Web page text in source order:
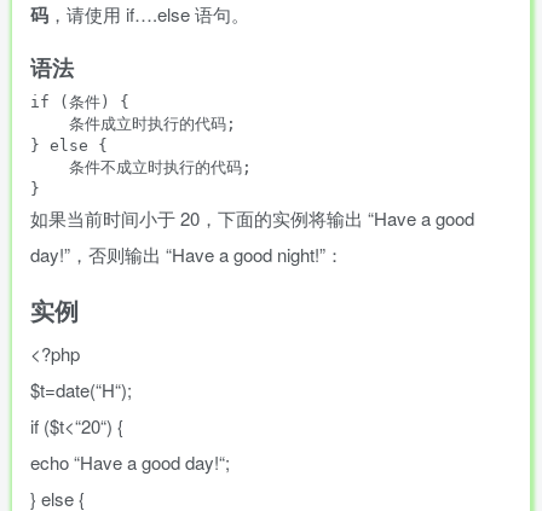
码 ，请使用 if….else 语句。
语法
if (条件) {
    条件成立时执行的代码;
} else {
    条件不成立时执行的代码;
}
如果当前时间小于 20，下面的实例将输出 “Have a good
day!”，否则输出 “Have a good night!”：
实例
<?php
$t=date(“H“);
if ($t<“20“) {
echo“Have a good day!“;
} else{